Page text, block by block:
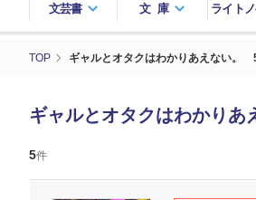
文芸書 文庫 ライト
TOP ギャルとオタクはわかりあえない。
ギャルとオタクはわかり
5件